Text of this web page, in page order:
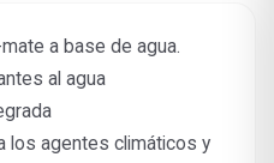
a base de agua.
al agua
los agentes climáticos y